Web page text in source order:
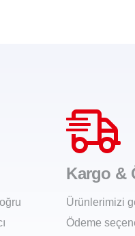
Kargo &
Ürünlerimizi
Ödeme